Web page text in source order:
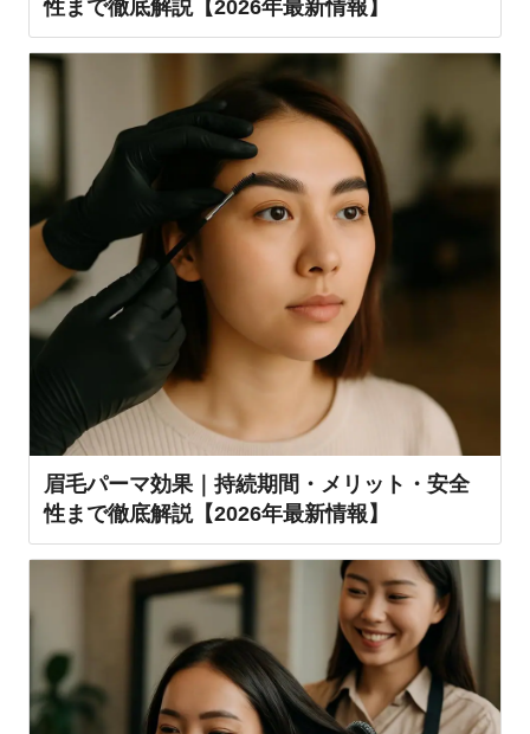
性まで徹底解説【2026年最新情報】
眉毛パーマ効果｜持続期間・メリット・安全
性まで徹底解説【2026年最新情報】